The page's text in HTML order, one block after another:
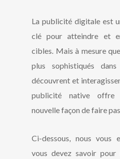
La publicité digitale est
clé pour atteindre et
cibles. Mais à mesure
plus sophistiqués
découvrent et
publicité native offre
nouvelle façon de faire
Ci-dessous, nous vous
vous devez savoir pour